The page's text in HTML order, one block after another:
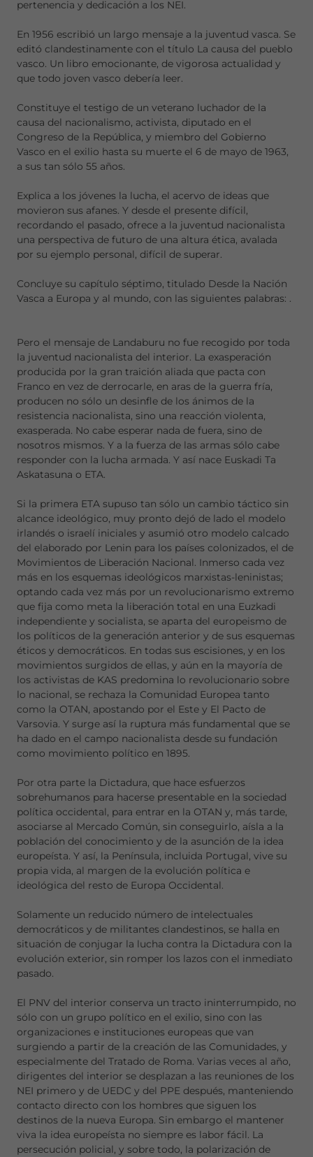
pertenencia y dedicación a los NEI.
En 1956 escribió un largo mensaje a la juventud vasca. Se
editó clandestinamente con el título La causa del pueblo
vasco. Un libro emocionante, de vigorosa actualidad y
que todo joven vasco debería leer.
Constituye el testigo de un veterano luchador de la
causa del nacionalismo, activista, diputado en el
Congreso de la República, y miembro del Gobierno
Vasco en el exilio hasta su muerte el 6 de mayo de 1963,
a sus tan sólo 55 años.
Explica a los jóvenes la lucha, el acervo de ideas que
movieron sus afanes. Y desde el presente difícil,
recordando el pasado, ofrece a la juventud nacionalista
una perspectiva de futuro de una altura ética, avalada
por su ejemplo personal, difícil de superar.
Concluye su capítulo séptimo, titulado Desde la Nación
Vasca a Europa y al mundo, con las siguientes palabras: .
Pero el mensaje de Landaburu no fue recogido por toda
la juventud nacionalista del interior. La exasperación
producida por la gran traición aliada que pacta con
Franco en vez de derrocarle, en aras de la guerra fría,
producen no sólo un desinfle de los ánimos de la
resistencia nacionalista, sino una reacción violenta,
exasperada. No cabe esperar nada de fuera, sino de
nosotros mismos. Y a la fuerza de las armas sólo cabe
responder con la lucha armada. Y así nace Euskadi Ta
Askatasuna o ETA.
Si la primera ETA supuso tan sólo un cambio táctico sin
alcance ideológico, muy pronto dejó de lado el modelo
irlandés o israelí iniciales y asumió otro modelo calcado
del elaborado por Lenin para los países colonizados, el de
Movimientos de Liberación Nacional. Inmerso cada vez
más en los esquemas ideológicos marxistas-leninistas;
optando cada vez más por un revolucionarismo extremo
que fija como meta la liberación total en una Euzkadi
independiente y socialista, se aparta del europeismo de
los políticos de la generación anterior y de sus esquemas
éticos y democráticos. En todas sus escisiones, y en los
movimientos surgidos de ellas, y aún en la mayoría de
los activistas de KAS predomina lo revolucionario sobre
lo nacional, se rechaza la Comunidad Europea tanto
como la OTAN, apostando por el Este y El Pacto de
Varsovia. Y surge así la ruptura más fundamental que se
ha dado en el campo nacionalista desde su fundación
como movimiento político en 1895.
Por otra parte la Dictadura, que hace esfuerzos
sobrehumanos para hacerse presentable en la sociedad
política occidental, para entrar en la OTAN y, más tarde,
asociarse al Mercado Común, sin conseguirlo, aísla a la
población del conocimiento y de la asunción de la idea
europeísta. Y así, la Península, incluida Portugal, vive su
propia vida, al margen de la evolución política e
ideológica del resto de Europa Occidental.
Solamente un reducido número de intelectuales
democráticos y de militantes clandestinos, se halla en
situación de conjugar la lucha contra la Dictadura con la
evolución exterior, sin romper los lazos con el inmediato
pasado.
El PNV del interior conserva un tracto ininterrumpido, no
sólo con un grupo político en el exilio, sino con las
organizaciones e instituciones europeas que van
surgiendo a partir de la creación de las Comunidades, y
especialmente del Tratado de Roma. Varias veces al año,
dirigentes del interior se desplazan a las reuniones de los
NEI primero y de UEDC y del PPE después, manteniendo
contacto directo con los hombres que siguen los
destinos de la nueva Europa. Sin embargo el mantener
viva la idea europeísta no siempre es labor fácil. La
persecución policial, y sobre todo, la polarización de